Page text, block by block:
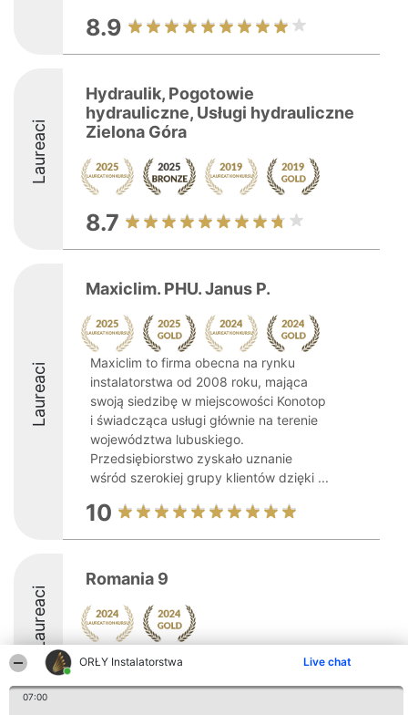
ORŁY Instalatorstwa Live chat
07:00
8.9
Laureaci
Hydraulik, Pogotowie
hydrauliczne, Usługi hydrauliczne
Zielona Góra
8.7
Laureaci
Maxiclim. PHU. Janus P.
Maxiclim to firma obecna na rynku
instalatorstwa od 2008 roku, mająca
swoją siedzibę w miejscowości Konotop
i świadcząca usługi głównie na terenie
województwa lubuskiego.
Przedsiębiorstwo zyskało uznanie
wśród szerokiej grupy klientów dzięki ...
10
Laureaci
Romania 9